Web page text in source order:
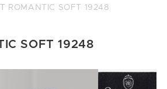
ROMANTIC SOFT 19248
SOFT 19248